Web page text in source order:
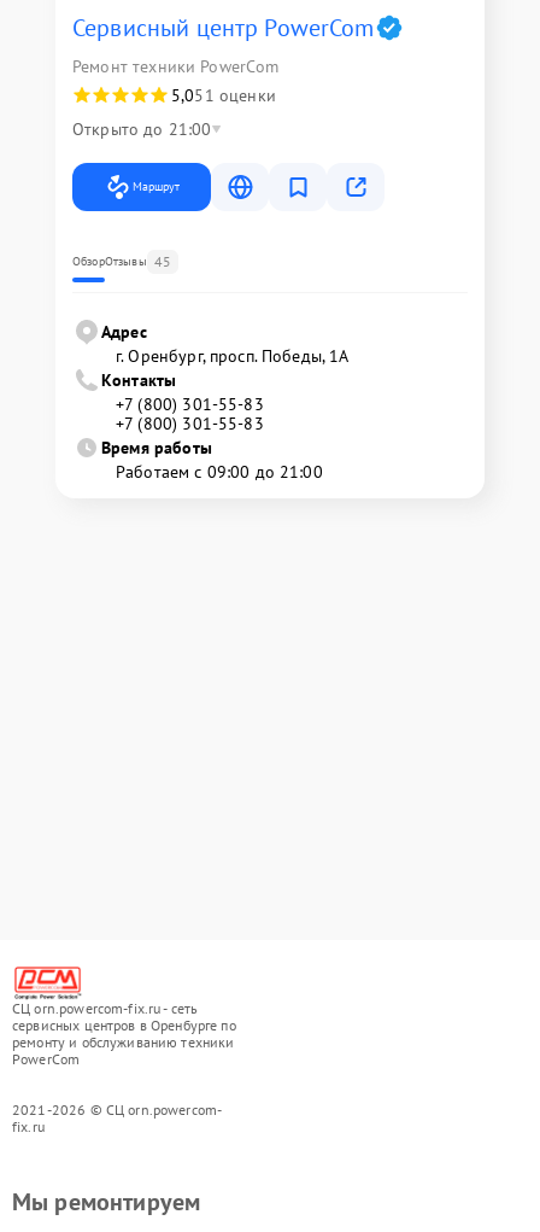
Сервисный центр PowerCom
Ремонт техники PowerCom
5,051 оценки
Открыто до 21:00
Маршрут
ОбзорОтзывы 45
Адрес
г. Оренбург, просп. Победы, 1А
Контакты
+7 (800) 301-55-83
+7 (800) 301-55-83
Время работы
Работаем с 09:00 до 21:00
СЦ orn.powercom-fix.ru - сеть
сервисных центров в Оренбурге по
ремонту и обслуживанию техники
PowerCom
2021-2026 © СЦ orn.powercom-
fix.ru
Мы ремонтируем